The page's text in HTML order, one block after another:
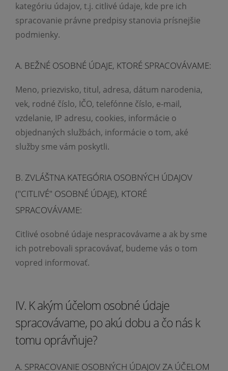
kategóriu údajov, t.j. citlivé údaje, kde pre ich
spracovanie právne predpisy stanovia prísnejšie
podmienky.
A. BEŽNÉ OSOBNÉ ÚDAJE, KTORÉ SPRACOVÁVAME:
Meno, priezvisko, titul, adresa, dátum narodenia,
vek, rodné číslo, IČO, telefónne číslo, e-mail,
vzdelanie, IP adresu, cookies, informácie o
objednaných službách, informácie o tom, aké
služby sme vám poskytli.
B. ZVLÁŠTNA KATEGÓRIA OSOBNÝCH ÚDAJOV
("CITLIVÉ" OSOBNÉ ÚDAJE), KTORÉ
SPRACOVÁVAME:
Citlivé osobné údaje nespracovávame a ak by sme
ich potrebovali spracovávať, budeme vás o tom
vopred informovať.
IV. K akým účelom osobné údaje
spracovávame, po akú dobu a čo nás k
tomu oprávňuje?
A. SPRACOVANIE OSOBNÝCH ÚDAJOV ZA ÚČELOM